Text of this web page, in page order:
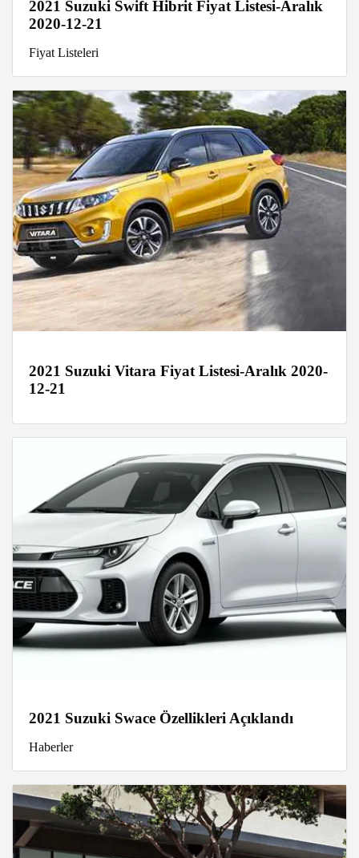
2021 Suzuki Swift Hibrit Fiyat Listesi-Aralık
2020-12-21
Fiyat Listeleri
2021 Suzuki Vitara Fiyat Listesi-Aralık 2020-
12-21
2021 Suzuki Swace Özellikleri Açıklandı
Haberler